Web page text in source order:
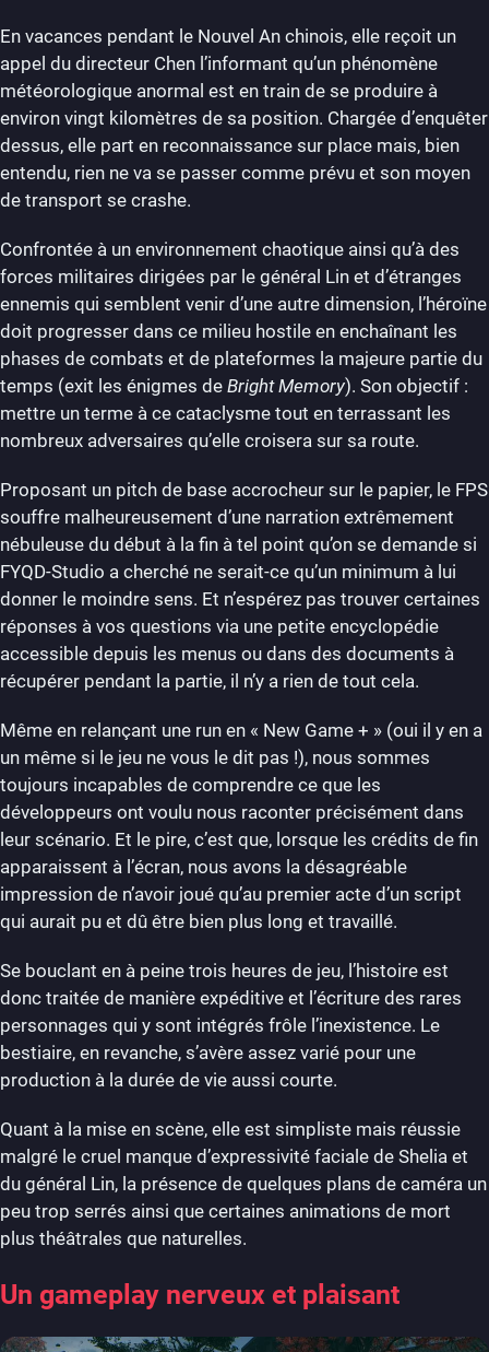
En vacances pendant le Nouvel An chinois, elle reçoit un
appel du directeur Chen l’informant qu’un phénomène
météorologique anormal est en train de se produire à
environ vingt kilomètres de sa position. Chargée d’enquêter
dessus, elle part en reconnaissance sur place mais, bien
entendu, rien ne va se passer comme prévu et son moyen
de transport se crashe.
Confrontée à un environnement chaotique ainsi qu’à des
forces militaires dirigées par le général Lin et d’étranges
ennemis qui semblent venir d’une autre dimension, l’héroïne
doit progresser dans ce milieu hostile en enchaînant les
phases de combats et de plateformes la majeure partie du
temps (exit les énigmes de Bright Memory). Son objectif :
mettre un terme à ce cataclysme tout en terrassant les
nombreux adversaires qu’elle croisera sur sa route.
Proposant un pitch de base accrocheur sur le papier, le FPS
souffre malheureusement d’une narration extrêmement
nébuleuse du début à la fin à tel point qu’on se demande si
FYQD-Studio a cherché ne serait-ce qu’un minimum à lui
donner le moindre sens. Et n’espérez pas trouver certaines
réponses à vos questions via une petite encyclopédie
accessible depuis les menus ou dans des documents à
récupérer pendant la partie, il n’y a rien de tout cela.
Même en relançant une run en « New Game + » (oui il y en a
un même si le jeu ne vous le dit pas !), nous sommes
toujours incapables de comprendre ce que les
développeurs ont voulu nous raconter précisément dans
leur scénario. Et le pire, c’est que, lorsque les crédits de fin
apparaissent à l’écran, nous avons la désagréable
impression de n’avoir joué qu’au premier acte d’un script
qui aurait pu et dû être bien plus long et travaillé.
Se bouclant en à peine trois heures de jeu, l’histoire est
donc traitée de manière expéditive et l’écriture des rares
personnages qui y sont intégrés frôle l’inexistence. Le
bestiaire, en revanche, s’avère assez varié pour une
production à la durée de vie aussi courte.
Quant à la mise en scène, elle est simpliste mais réussie
malgré le cruel manque d’expressivité faciale de Shelia et
du général Lin, la présence de quelques plans de caméra un
peu trop serrés ainsi que certaines animations de mort
plus théâtrales que naturelles.
Un gameplay nerveux et plaisant